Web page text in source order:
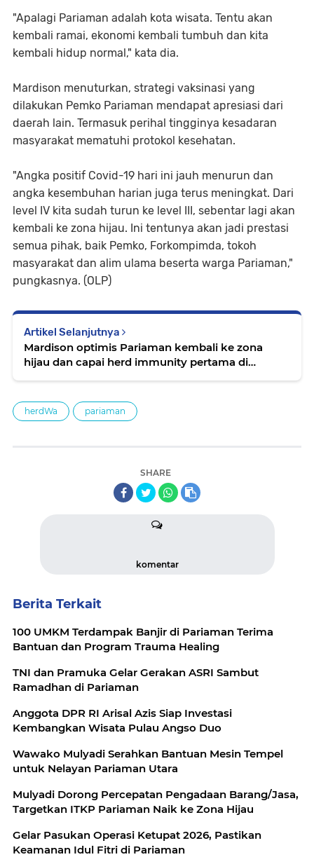
"Apalagi Pariaman adalah kota wisata. Tentu akan
kembali ramai, ekonomi kembali tumbuh dan kita
kembali hidup normal," kata dia.
Mardison menuturkan, strategi vaksinasi yang
dilakukan Pemko Pariaman mendapat apresiasi dari
daerah lain. Termasuk perihal tingginya kesadaran
masyarakat mematuhi protokol kesehatan.
"Angka positif Covid-19 hari ini jauh menurun dan
angka kesembuhan harian juga terus meningkat. Dari
level IV kita sudah turun ke level III, sebentar lagi akan
kembali ke zona hijau. Ini tentunya akan jadi prestasi
semua pihak, baik Pemko, Forkompimda, tokoh
masyarakat dan alim ulama beserta warga Pariaman,"
pungkasnya. (OLP)
Artikel Selanjutnya
Mardison optimis Pariaman kembali ke zona
hijau dan capai herd immunity pertama di
herdWa pariaman
SHARE
komentar
Berita Terkait
100 UMKM Terdampak Banjir di Pariaman Terima
Bantuan dan Program Trauma Healing
TNI dan Pramuka Gelar Gerakan ASRI Sambut
Ramadhan di Pariaman
Anggota DPR RI Arisal Azis Siap Investasi
Kembangkan Wisata Pulau Angso Duo
Wawako Mulyadi Serahkan Bantuan Mesin Tempel
untuk Nelayan Pariaman Utara
Mulyadi Dorong Percepatan Pengadaan Barang/Jasa,
Targetkan ITKP Pariaman Naik ke Zona Hijau
Gelar Pasukan Operasi Ketupat 2026, Pastikan
Keamanan Idul Fitri di Pariaman